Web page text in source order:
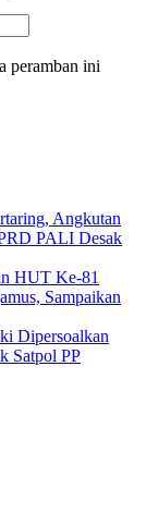
peramban ini
Angkutan
PALI Desak
HUT Ke-81
Sampaikan
Dipersoalkan
Satpol PP